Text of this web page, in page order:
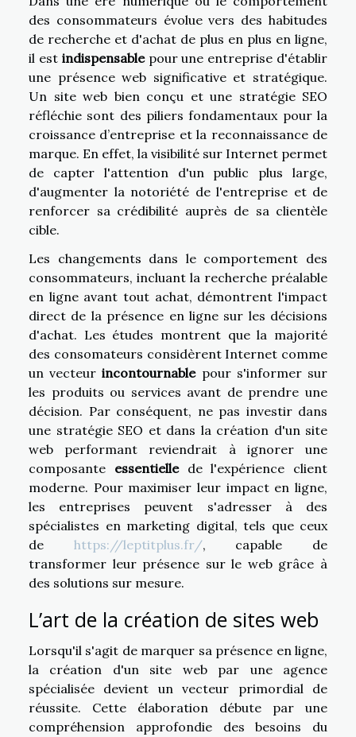
des consommateurs évolue vers des habitudes
de recherche et d'achat de plus en plus en ligne,
il est indispensablepour une entreprise d'établir
une présence web significative et stratégique.
Un site web bien conçu et une stratégie SEO
réfléchie sont des piliers fondamentaux pour la
croissance d’entreprise et la reconnaissance de
marque. En effet, la visibilité sur Internet permet
de capter l'attention d'un public plus large,
d'augmenter la notoriété de l'entreprise et de
renforcer sa crédibilité auprès de sa clientèle
cible.
Les changements dans le comportement des
consommateurs, incluant la recherche préalable
en ligne avant tout achat, démontrent l'impact
direct de la présence en ligne sur les décisions
d'achat. Les études montrent que la majorité
des consomateurs considèrent Internet comme
un vecteurincontournablepour s'informer sur
les produits ou services avant de prendre une
décision. Par conséquent, ne pas investir dans
une stratégie SEO et dans la création d'un site
web performant reviendrait à ignorer une
composante essentiellede l'expérience client
moderne. Pour maximiser leur impact en ligne,
les entreprises peuvent s'adresser à des
spécialistes en marketing digital, tels que ceux
de https://leptitplus.fr/, capable de
transformer leur présence sur le web grâce à
des solutions sur mesure.
L’art de la création de sites web
Lorsqu'il s'agit de marquer sa présence en ligne,
la création d'un site web par une agence
spécialisée devient un vecteur primordial de
réussite. Cette élaboration débute par une
compréhension approfondie des besoins du